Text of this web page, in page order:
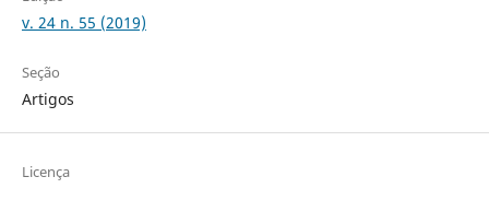
v. 24 n. 55 (2019)
Seção
Artigos
Licença